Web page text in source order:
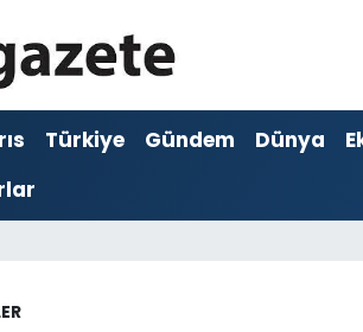
Türkiye Gündem Dünya